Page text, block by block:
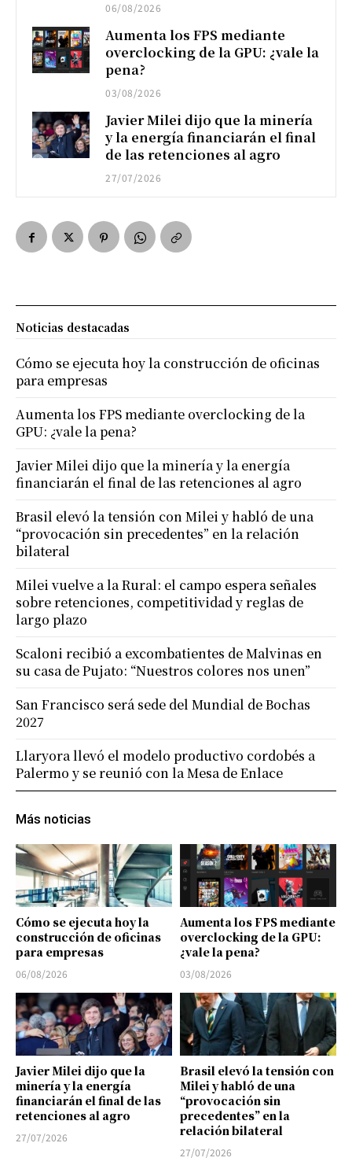
06/08/2026
Aumenta los FPS mediante
overclocking de la GPU: ¿vale la
pena?
03/08/2026
Javier Milei dijo que la minería
y la energía financiarán el final
de las retenciones al agro
27/07/2026
Más noticias
Cómo se ejecuta hoy la
construcción de oficinas
para empresas
06/08/2026
Aumenta los FPS mediante
overclocking de la GPU:
¿vale la pena?
03/08/2026
Javier Milei dijo que la
minería y la energía
financiarán el final de las
retenciones al agro
27/07/2026
Brasil elevó la tensión con
Milei y habló de una
“provocación sin
precedentes” en la
relación bilateral
27/07/2026
Noticias destacadas
Cómo se ejecuta hoy la construcción de oficinas
para empresas
Aumenta los FPS mediante overclocking de la
GPU: ¿vale la pena?
Javier Milei dijo que la minería y la energía
financiarán el final de las retenciones al agro
Brasil elevó la tensión con Milei y habló de una
“provocación sin precedentes” en la relación
bilateral
Milei vuelve a la Rural: el campo espera señales
sobre retenciones, competitividad y reglas de
largo plazo
Scaloni recibió a excombatientes de Malvinas en
su casa de Pujato: “Nuestros colores nos unen”
San Francisco será sede del Mundial de Bochas
2027
Llaryora llevó el modelo productivo cordobés a
Palermo y se reunió con la Mesa de Enlace